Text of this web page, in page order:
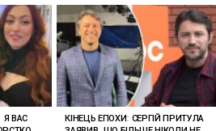
Я ВАС
КІНЕЦЬ ЕПОХИ: СЕРГІЙ ПРИТУЛА